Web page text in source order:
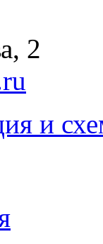
2
и